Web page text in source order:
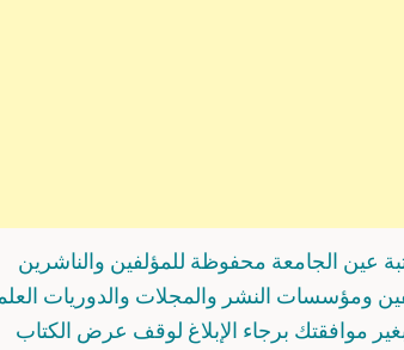
عين الجامعة محفوظة للمؤلفين والناشرين
ومؤسسات النشر والمجلات والدوريات
موافقتك برجاء الإبلاغ لوقف عرض الكتاب